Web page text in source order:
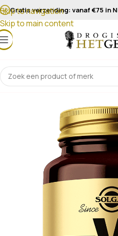
Skip to navigation
Skip to main content
Gratis verzending: vanaf €75 in